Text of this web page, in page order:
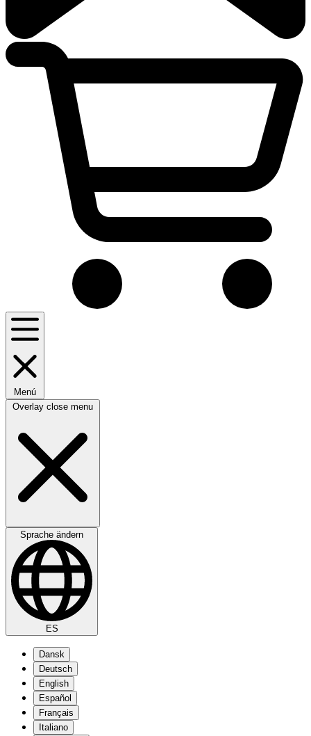
Menú
Overlay close menu
Sprache ändern
ES
Dansk
Deutsch
English
Español
Français
Italiano